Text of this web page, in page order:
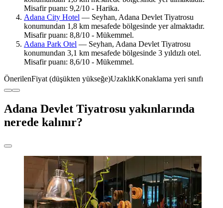
Misafir puanı: 9,2/10 - Harika.
Adana City Hotel — Seyhan, Adana Devlet Tiyatrosu
konumundan 1,8 km mesafede bölgesinde yer almaktadır.
Misafir puanı: 8,8/10 - Mükemmel.
Adana Park Otel — Seyhan, Adana Devlet Tiyatrosu
konumundan 3,1 km mesafede bölgesinde 3 yıldızlı otel.
Misafir puanı: 8,6/10 - Mükemmel.
ÖnerilenFiyat (düşükten yükseğe)UzaklıkKonaklama yeri sınıfı
Adana Devlet Tiyatrosu yakınlarında
nerede kalınır?